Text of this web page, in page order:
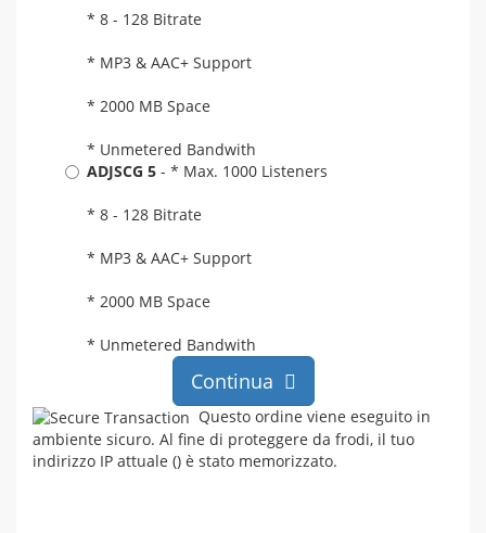
* 8 - 128 Bitrate
* MP3 & AAC+ Support
* 2000 MB Space
* Unmetered Bandwith
ADJSCG 5 - * Max. 1000 Listeners
* 8 - 128 Bitrate
* MP3 & AAC+ Support
* 2000 MB Space
* Unmetered Bandwith
Continua
Questo ordine viene eseguito in
ambiente sicuro. Al fine di proteggere da frodi, il tuo
indirizzo IP attuale () è stato memorizzato.